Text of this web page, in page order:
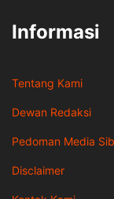
Informasi
Tentang Kami
Dewan Redaksi
Pedoman Media
Disclaimer